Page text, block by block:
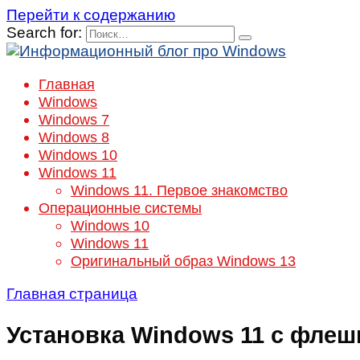
Перейти к содержанию
Search for:
Главная
Windows
Windows 7
Windows 8
Windows 10
Windows 11
Windows 11. Первое знакомство
Операционные системы
Windows 10
Windows 11
Оригинальный образ Windows 13
Главная страница
Установка Windows 11 с